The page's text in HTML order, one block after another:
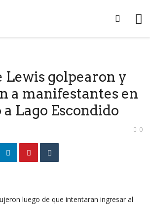
Lewis golpearon y
a manifestantes en
Lago Escondido
0
luego de que intentaran ingresar al